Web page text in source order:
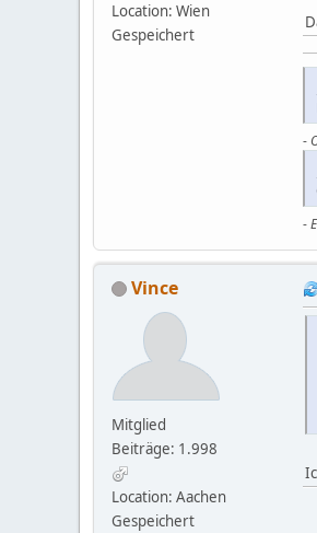
Location: Wien
Gespeichert
-
-
Vince
Mitglied
Beiträge: 1.998
Location: Aachen
Gespeichert